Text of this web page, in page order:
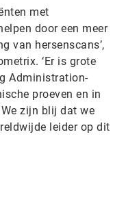
met
door een meer
van hersenscans’,
‘Er is grote
Administration-
proeven en in
We zijn blij dat we
leider op dit